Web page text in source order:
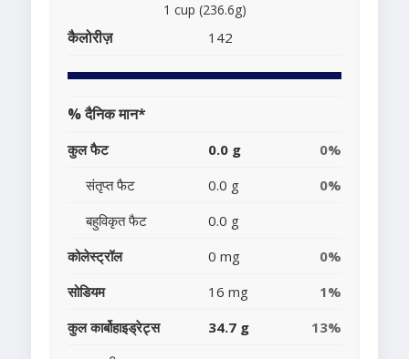
1 cup (236.6g)
कैलोरीज़ 142
% दैनिक मान*
कुल फैट 0.0 g
0%
संतृप्त फैट
0.0 g
0%
बहुविकृत फैट
0.0 g
कोलेस्ट्रॉल
0 mg
0%
सोडियम
16 mg
1%
कुल कार्बोहाइड्रेट्स
34.7 g
13%